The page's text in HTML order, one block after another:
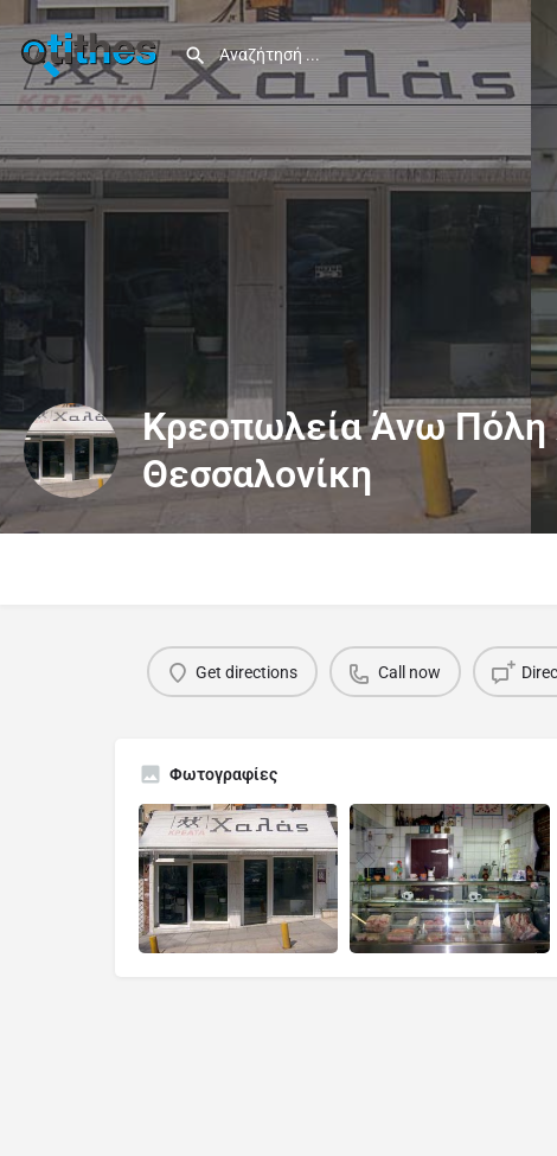
Κρεοπωλεία Άνω Πόλη
Θεσσαλονίκη
Get directions Call now
Φωτογραφίες